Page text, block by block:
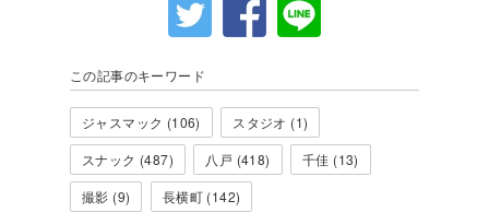
この記事のキーワード
ジャスマック (106)
スタジオ (1)
スナック (487)
八戸 (418)
千佳 (13)
撮影 (9)
長横町 (142)